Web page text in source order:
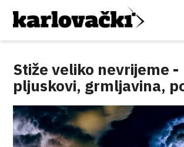
Stiže veliko nevrijeme -
pljuskovi, grmljavina,